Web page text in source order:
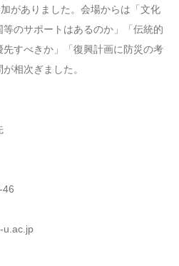
がありました。会場からは「文化
のサポートはあるのか」「伝統的
すべきか」「復興計画に防災の考
相次ぎました。
46
u.ac.jp